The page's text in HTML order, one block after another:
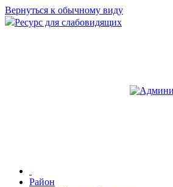
Вернуться к обычному виду
Ресурс для слабовидящих
Район